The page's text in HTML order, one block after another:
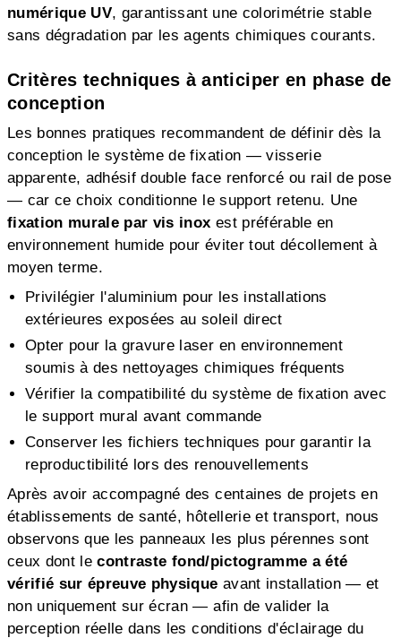
numérique UV, garantissant une colorimétrie stable
sans dégradation par les agents chimiques courants.
Critères techniques à anticiper en phase de
conception
Les bonnes pratiques recommandent de définir dès la
conception le système de fixation — visserie
apparente, adhésif double face renforcé ou rail de pose
— car ce choix conditionne le support retenu. Une
fixation murale par vis inox est préférable en
environnement humide pour éviter tout décollement à
moyen terme.
Privilégier l'aluminium pour les installations
extérieures exposées au soleil direct
Opter pour la gravure laser en environnement
soumis à des nettoyages chimiques fréquents
Vérifier la compatibilité du système de fixation avec
le support mural avant commande
Conserver les fichiers techniques pour garantir la
reproductibilité lors des renouvellements
Après avoir accompagné des centaines de projets en
établissements de santé, hôtellerie et transport, nous
observons que les panneaux les plus pérennes sont
ceux dont lecontraste fond/pictogramme a été
vérifié sur épreuve physique avant installation — et
non uniquement sur écran — afin de valider la
perception réelle dans les conditions d'éclairage du